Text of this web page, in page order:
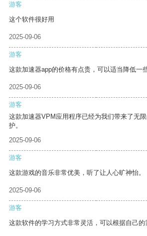
游客
这个软件很好用
2025-09-06
游客
这款加速器app的价格有点贵，可以适当降低一
2025-09-06
游客
这款加速器VPM应用程序已经为我们带来了无
护。
2025-09-06
游客
这款游戏的音乐非常优美，听了让人心旷神怡。
2025-09-06
游客
这款软件的学习方式非常灵活，可以根据自己的